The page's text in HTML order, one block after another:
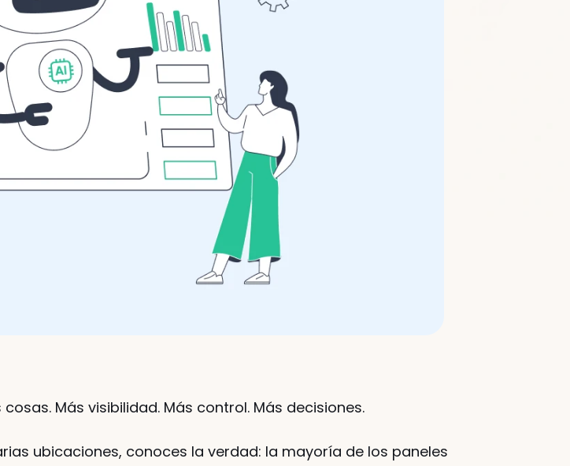
Más visibilidad. Más control. Más decisiones.
ubicaciones, conoces la verdad: la mayoría de los paneles